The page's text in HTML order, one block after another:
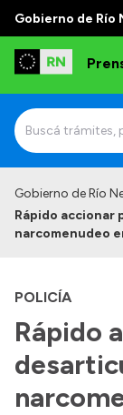
Gobierno de Río
Institucional
Referentes de
Archivo de
Transparencia
Gobierno de Río
Rápido accionar
narcomenudeo
POLICÍA
Rápido